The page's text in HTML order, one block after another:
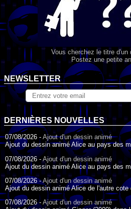
Vous cherchez le titre d'un
Postez une petite
NEWSLETTER
DERNIÈRES NOUVELLES
07/08/2026 - Ajout d'un dessin animé
Ajout du dessin animé Alice au pays des
07/08/2026 -Ajout d'un dessin animé
Ajout du dessin animé Alice au pays des
07/08/2026 -Ajout d'un dessin animé
Ajout du dessin animé Alice de l'autre
07/08/2026 - Ajout d'un dessin animé